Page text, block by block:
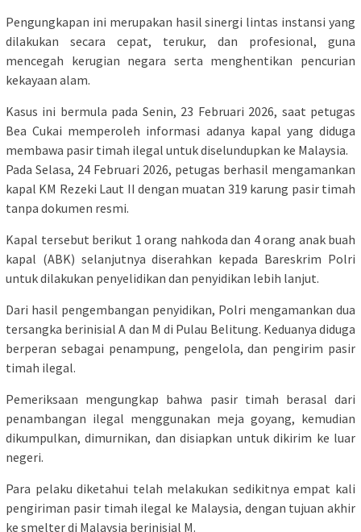
Pengungkapan ini merupakan hasil sinergi lintas instansi yang
dilakukan secara cepat, terukur, dan profesional, guna
mencegah kerugian negara serta menghentikan pencurian
kekayaan alam.
Kasus ini bermula pada Senin, 23 Februari 2026, saat petugas
Bea Cukai memperoleh informasi adanya kapal yang diduga
membawa pasir timah ilegal untuk diselundupkan ke Malaysia.
Pada Selasa, 24 Februari 2026, petugas berhasil mengamankan
kapal KM Rezeki Laut II dengan muatan 319 karung pasir timah
tanpa dokumen resmi.
Kapal tersebut berikut 1 orang nahkoda dan 4 orang anak buah
kapal (ABK) selanjutnya diserahkan kepada Bareskrim Polri
untuk dilakukan penyelidikan dan penyidikan lebih lanjut.
Dari hasil pengembangan penyidikan, Polri mengamankan dua
tersangka berinisial A dan M di Pulau Belitung. Keduanya diduga
berperan sebagai penampung, pengelola, dan pengirim pasir
timah ilegal.
Pemeriksaan mengungkap bahwa pasir timah berasal dari
penambangan ilegal menggunakan meja goyang, kemudian
dikumpulkan, dimurnikan, dan disiapkan untuk dikirim ke luar
negeri.
Para pelaku diketahui telah melakukan sedikitnya empat kali
pengiriman pasir timah ilegal ke Malaysia, dengan tujuan akhir
ke smelter di Malaysia berinisial M.